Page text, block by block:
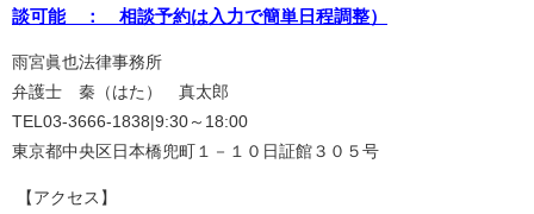
談可能 ： 相談予約は入力で簡単日程調整）
雨宮眞也法律事務所
弁護士 秦（はた） 真太郎
TEL03-3666-1838|9:30～18:00
東京都中央区日本橋兜町１－１０日証館３０５号
【アクセス】